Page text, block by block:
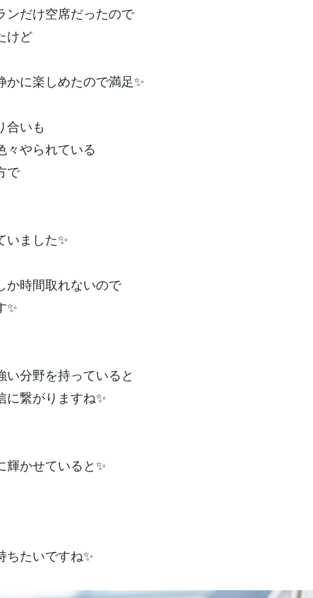
ンだけ空席だったので
けど
かに楽しめたので満足✨
合いも
々やられている
で
いました✨
か時間取れないので
✨
い分野を持っていると
に繋がりますね✨
輝かせていると✨
ちたいですね✨